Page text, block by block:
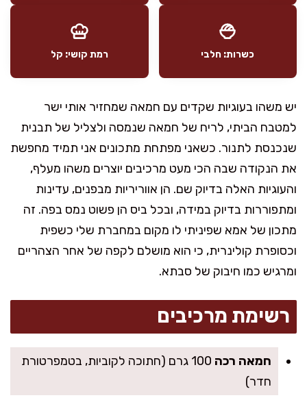
כשרות: חלבי רמת קושי: קל
יש משהו בעוגיות שקדים עם חמאה שמחזיר אותי ישר
למטבח הביתי, לריח של חמאה שנמסה ולצליל של תבנית
שנכנסת לתנור. כשאני מפתחת מתכונים אני תמיד מחפשת
את הנקודה שבה הכי מעט מרכיבים יוצרים משהו מעלף,
והעוגיות האלה בדיוק שם. הן אווריריות מבפנים, עדינות
ומתפוררות בדיוק במידה, ובכל ביס הן פשוט נמס בפה. זה
מתכון של אמא שפיניתי לו מקום במחברת שלי כשפית
וכסופרת קולינרית, כי הוא מושלם לקפה של אחר הצהריים
ומרגיש כמו חיבוק של סבתא.
רשימת מרכיבים
חמאה רכה
100 גרם (חתוכה לקוביות, בטמפרטורת
חדר)